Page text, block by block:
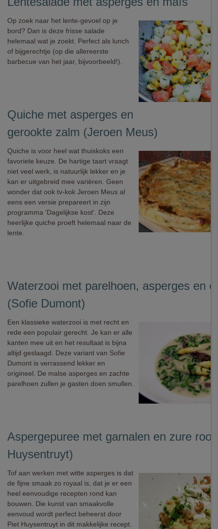
Op zoek naar het lente-gevoel op je
bord? Dan is deze frisse salade
helemaal wat je zoekt. Perfect als lunch
of bijgerechtje (op die allereerste
barbecue van het jaar, bijvoorbeeld!).
Quiche met asperges en
gerookte zalm (Jeroen Meus)
Quiche is voor heel wat thuiskoks een
favoriete keuze. De hartige taart vraagt
niet veel werk, is natuurlijk lekker en je
kan er uitgebreid mee variëren. Geen
wonder dat ook tv-kok Jeroen Meus al
eens een versie prepareert in zijn
programma 'Dagelijkse kost'. Deze
heerlijke quiche proeft helemaal naar de
lente.
Waterzooi met parelhoen, asperges en
(Sofie Dumont)
Een klassieke waterzooi is met recht en
rede een populair gerecht. Je kan er alle
kanten mee uit en het resultaat is bijna
altijd geslaagd. Deze variant van Sofie
Dumont is verrassend lekker en
origineel. De malse asperges en zachte
parelhoen zullen je gasten doen smullen.
Aspergepuree met garnalen en zure
Huysentruyt)
Tof aan werken met witte asperges is dat
de fijne smaak zo royaal is, dat je er een
heel eenvoudige recepten rond kan
bouwen. Die kunst van smaakvolle
eenvoud wordt perfect beheerst door
Piet Huysentruyt in dit makkelijke recept.